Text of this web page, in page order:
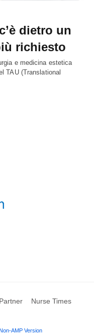
dietro un
richiesto
e medicina estetica
TAU (Translational
Partner Nurse Times
AMP Version